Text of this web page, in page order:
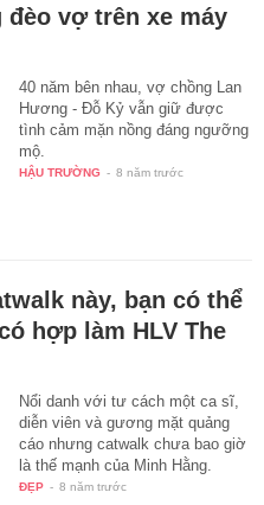
vợ trên xe máy
40 năm bên nhau, vợ chồng Lan
Hương - Đỗ Kỷ vẫn giữ được
tình cảm mặn nồng đáng ngưỡng
mộ.
HẬU TRƯỜNG - 8 năm trước
này, bạn có thể
hợp làm HLV The
Nổi danh với tư cách một ca sĩ,
diễn viên và gương mặt quảng
cáo nhưng catwalk chưa bao giờ
là thế mạnh của Minh Hằng.
ĐẸP - 8 năm trước